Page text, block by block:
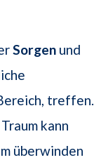
Sorgen und
treffen.
kann
überwinden